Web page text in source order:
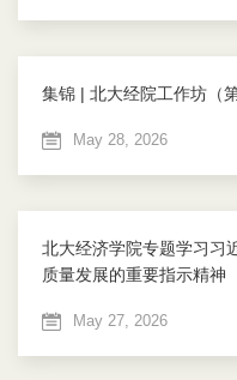
集锦 | 北大经院工作坊（
May 28, 2026
北大经济学院专题学习习
质量发展的重要指示精神
May 27, 2026